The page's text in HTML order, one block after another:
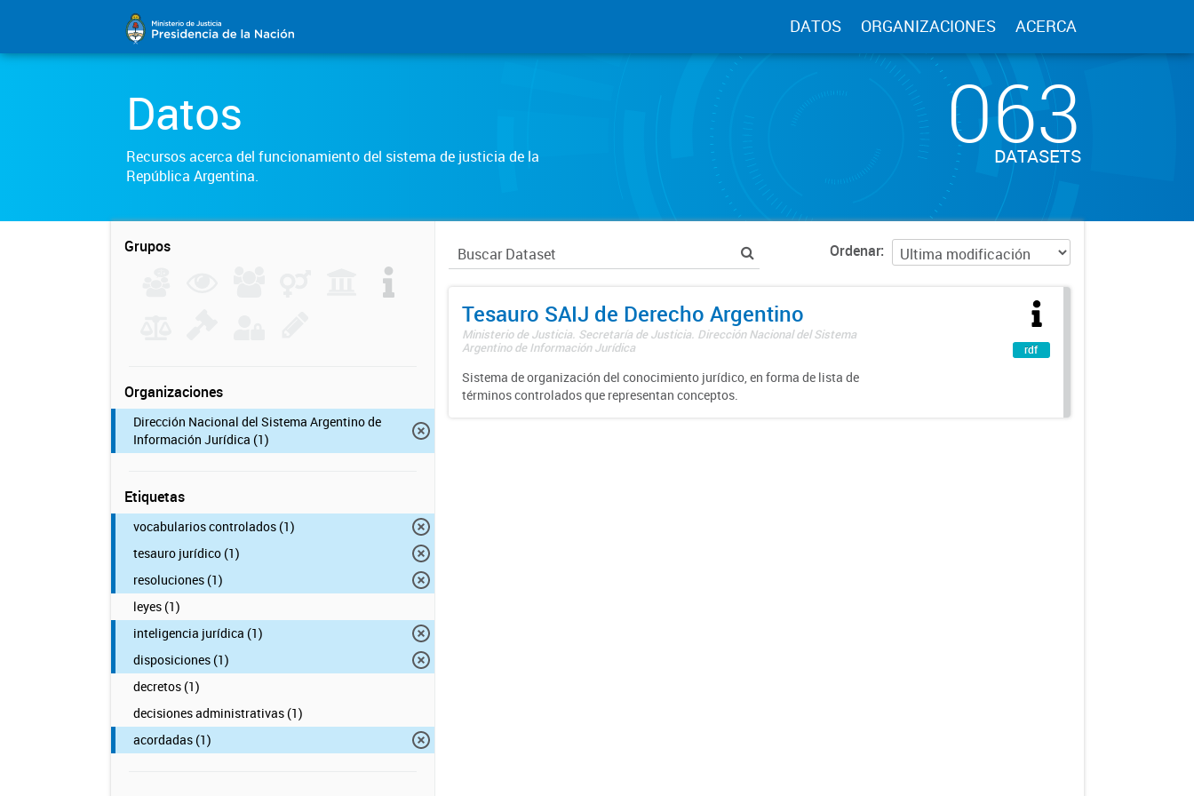
DATOS ORGANIZACIONES ACERCA
Datos
Recursos acerca del funcionamiento del sistema de justicia de la
República Argentina.
063
DATASETS
Grupos
Organizaciones
Dirección Nacional del Sistema Argentino de
Información Jurídica (1)
Etiquetas
vocabularios controlados (1)
tesauro jurídico (1)
resoluciones (1)
leyes (1)
inteligencia jurídica (1)
disposiciones (1)
decretos (1)
decisiones administrativas (1)
acordadas (1)
Ordenar
Tesauro SAIJ de Derecho Argentino
Ministerio de Justicia. Secretaría de Justicia. Dirección Nacional del Sistema
Argentino de Información Jurídica
Sistema de organización del conocimiento jurídico, en forma de lista de
términos controlados que representan conceptos.
rdf